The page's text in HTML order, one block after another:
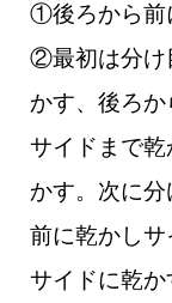
①後ろから前
②最初は分け
かす、後ろ
サイドまで
かす。 次に分
前に乾かし
サイドに乾か